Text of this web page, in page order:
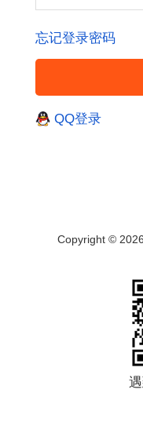
忘记登录密码
QQ登录
Copyright © 2026